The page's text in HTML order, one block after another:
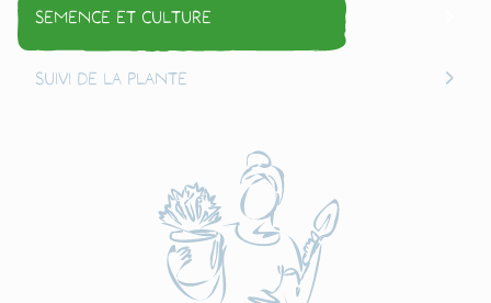
Semence et culture
Suivi de la plante